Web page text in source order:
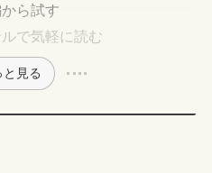
ら試す
で気軽に読む
と見る